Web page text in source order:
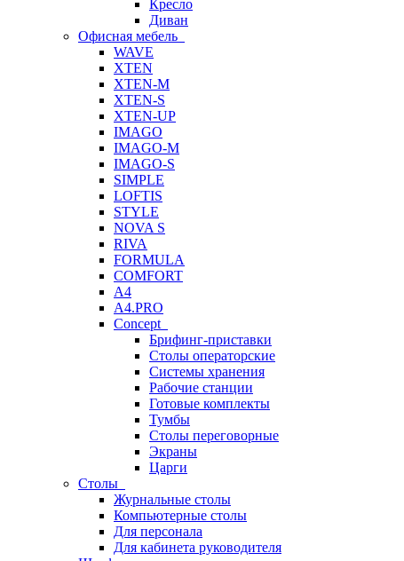
Кресло
Диван
Офисная мебель
WAVE
XTEN
XTEN-M
XTEN-S
XTEN-UP
IMAGO
IMAGO-M
IMAGO-S
SIMPLE
LOFTIS
STYLE
NOVA S
RIVA
FORMULA
COMFORT
A4
A4.PRO
Concept
Брифинг-приставки
Столы операторские
Системы хранения
Рабочие станции
Готовые комплекты
Тумбы
Столы переговорные
Экраны
Царги
Столы
Журнальные столы
Компьютерные столы
Для персонала
Для кабинета руководителя